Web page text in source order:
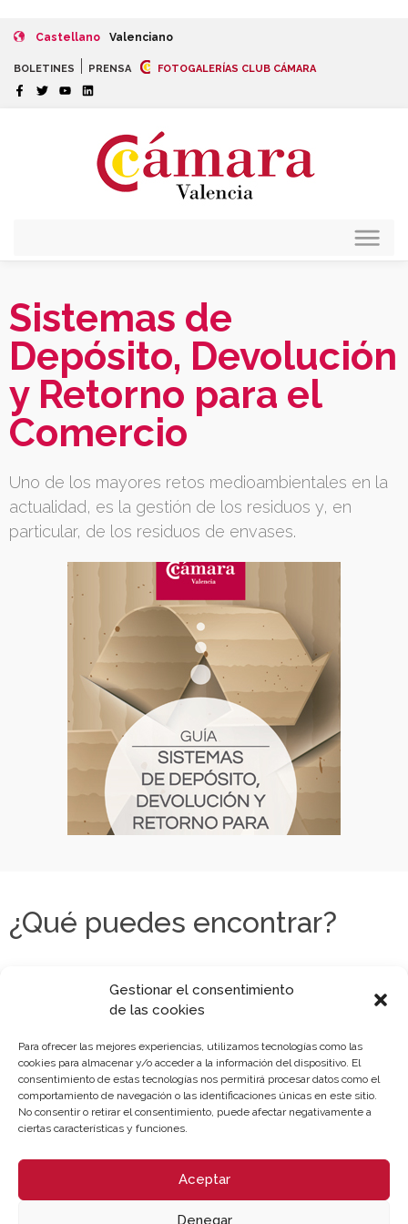
Gestionar el consentimiento
de las cookies
Para ofrecer las mejores experiencias, utilizamos tecnologías como las
cookies para almacenar y/o acceder a la información del dispositivo. El
consentimiento de estas tecnologías nos permitirá procesar datos como el
comportamiento de navegación o las identificaciones únicas en este sitio.
No consentir o retirar el consentimiento, puede afectar negativamente a
ciertas características y funciones.
Aceptar
Denegar
Castellano Valenciano
BOLETINES PRENSA FOTOGALERÍAS CLUB CÁMARA
Sistemas de
Depósito, Devolución
y Retorno para el
Comercio
Uno de los mayores retos medioambientales en la
actualidad, es la gestión de los residuos y, en
particular, de los residuos de envases.
¿Qué puedes encontrar?